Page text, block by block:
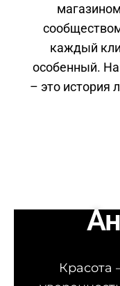
каждый
особенный.
– это история
Растем вместе с
благодаря
каждый ваш
Красота